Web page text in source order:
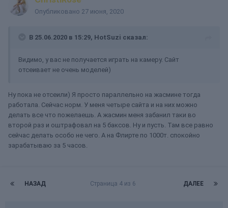
Опубликовано 27 июня, 2020
В 25.06.2020 в 15:29, HotSuzi сказал:
Видимо, у вас не получается играть на камеру. Сайт
отсеивает не очень моделей)
Ну пока не отсеили) Я просто параллельно на жасмине тогда
работала. Сейчас норм. У меня четыре сайта и на них можно
делать все что пожелаешь. А жасмин меня забанил таки во
второй раз и оштрафовал на 5 баксов. Ну и пусть. Там все равно
сейчас делать особо не чего. А на Флирте по 1000т. спокойно
зарабатываю за 5 часов.
НАЗАД ДАЛЕЕ
Страница 4 из 6